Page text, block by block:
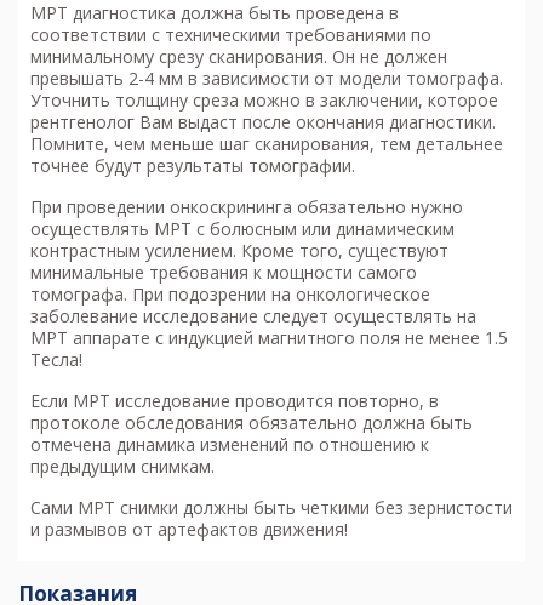
МРТ диагностика должна быть проведена в
соответствии с техническими требованиями по
минимальному срезу сканирования. Он не должен
превышать 2-4 мм в зависимости от модели томографа.
Уточнить толщину среза можно в заключении, которое
рентгенолог Вам выдаст после окончания диагностики.
Помните, чем меньше шаг сканирования, тем детальнее
точнее будут результаты томографии.
При проведении онкоскрининга обязательно нужно
осуществлять МРТ с болюсным или динамическим
контрастным усилением. Кроме того, существуют
минимальные требования к мощности самого
томографа. При подозрении на онкологическое
заболевание исследование следует осуществлять на
МРТ аппарате с индукцией магнитного поля не менее 1.5
Тесла!
Если МРТ исследование проводится повторно, в
протоколе обследования обязательно должна быть
отмечена динамика изменений по отношению к
предыдущим снимкам.
Сами МРТ снимки должны быть четкими без зернистости
и размывов от артефактов движения!
Показания